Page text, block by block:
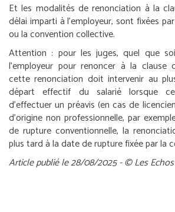
Et les modalités de renonciation à la
délai imparti à l’employeur, sont fixées
ou la convention collective.
Attention : pour les juges, quel que
l’employeur pour renoncer à la clause
cette renonciation doit intervenir au
départ effectif du salarié lorsque
d’effectuer un préavis (en cas de
d’origine non professionnelle, par
de rupture conventionnelle, la
plus tard à la date de rupture fixée par la
Article publié le 28/08/2025 - © Les